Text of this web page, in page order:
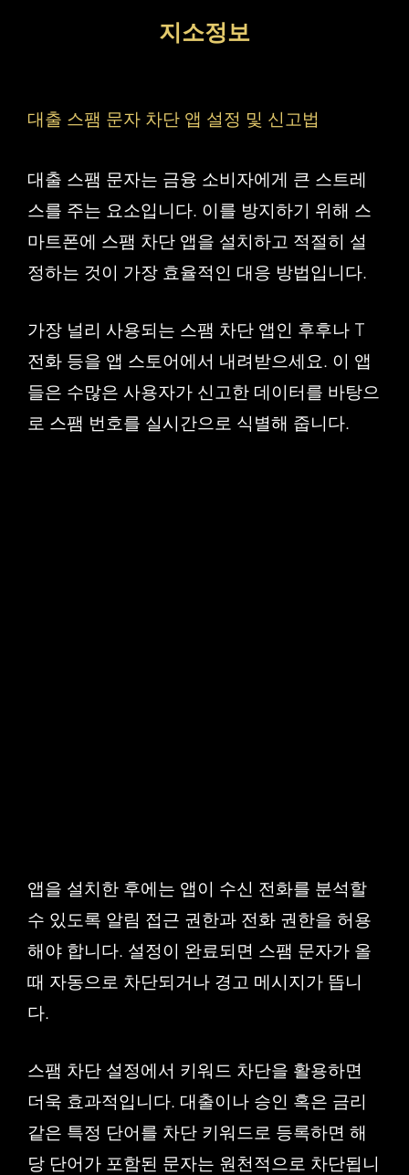
지소정보
대출 스팸 문자 차단 앱 설정 및 신고법
대출 스팸 문자는 금융 소비자에게 큰 스트레
스를 주는 요소입니다. 이를 방지하기 위해 스
마트폰에 스팸 차단 앱을 설치하고 적절히 설
정하는 것이 가장 효율적인 대응 방법입니다.
가장 널리 사용되는 스팸 차단 앱인 후후나 T
전화 등을 앱 스토어에서 내려받으세요. 이 앱
들은 수많은 사용자가 신고한 데이터를 바탕으
로 스팸 번호를 실시간으로 식별해 줍니다.
앱을 설치한 후에는 앱이 수신 전화를 분석할
수 있도록 알림 접근 권한과 전화 권한을 허용
해야 합니다. 설정이 완료되면 스팸 문자가 올
때 자동으로 차단되거나 경고 메시지가 뜹니
다.
스팸 차단 설정에서 키워드 차단을 활용하면
더욱 효과적입니다. 대출이나 승인 혹은 금리
같은 특정 단어를 차단 키워드로 등록하면 해
당 단어가 포함된 문자는 원천적으로 차단됩니